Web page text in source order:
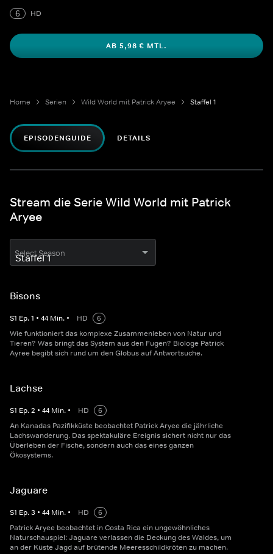
6
HD
AB 5,98 € MTL.
Home Serien Wild World mit Patrick Aryee Staffel 1
EPISODENGUIDE DETAILS
Stream die Serie Wild World mit Patrick
Aryee
Select Season
Bisons
S1 Ep.1 • 44 Min. • HD
6
Wie funktioniert das komplexe Zusammenleben von Natur und
Tieren? Was bringt das System aus den Fugen? Biologe Patrick
Ayree begibt sich rund um den Globus auf Antwortsuche.
Lachse
S1 Ep.2 • 44 Min. • HD
6
An Kanadas Pazifikküste beobachtet Patrick Aryee die jährliche
Lachswanderung. Das spektakuläre Ereignis sichert nicht nur das
Überleben der Fische, sondern auch das eines ganzen
Ökosystems.
Jaguare
S1 Ep.3 • 44 Min. • HD
6
Patrick Aryee beobachtet in Costa Rica ein ungewöhnliches
Naturschauspiel: Jaguare verlassen die Deckung des Waldes, um
an der Küste Jagd auf brütende Meeresschildkröten zu machen.